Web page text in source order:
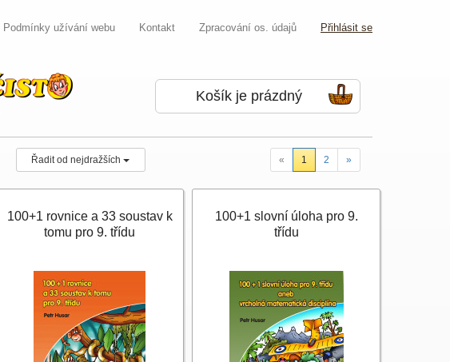
Přihlásit se
Podmínky užívání webu Kontakt Zpracování os. údajů
Košík je prázdný
Řadit od nejdražších « 1 2 »
100+1 rovnice a 33 soustav k
tomu pro 9. třídu
100+1 slovní úloha pro 9.
třídu